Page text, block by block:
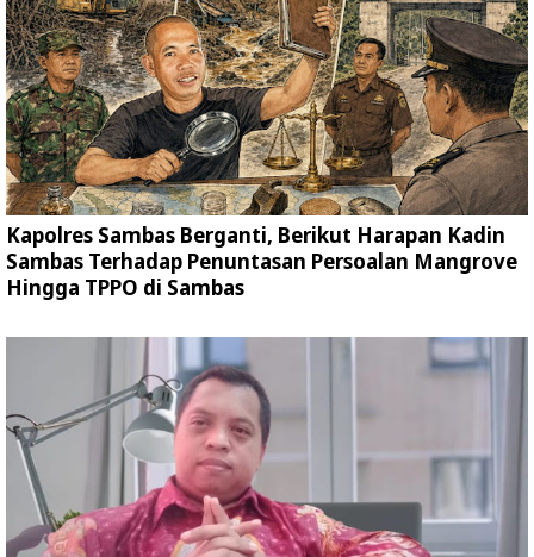
Kapolres Sambas Berganti, Berikut Harapan Kadin
Sambas Terhadap Penuntasan Persoalan Mangrove
Hingga TPPO di Sambas